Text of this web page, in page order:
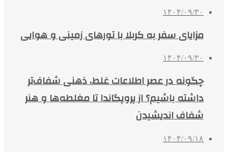
۱۴۰۴/۰۹/۳۰
مزایای سفر به کربلا با تورهای زمینی و هوایی
۱۴۰۴/۰۹/۳۰
چگونه در عصر اطلاعات غلط، ذهنی شفاف‌تر
داشته باشیم؟ از پروپگاندا تا مغلطه‌ها و هنر
شفاف اندیشیدن
۱۴۰۴/۰۹/۱۸